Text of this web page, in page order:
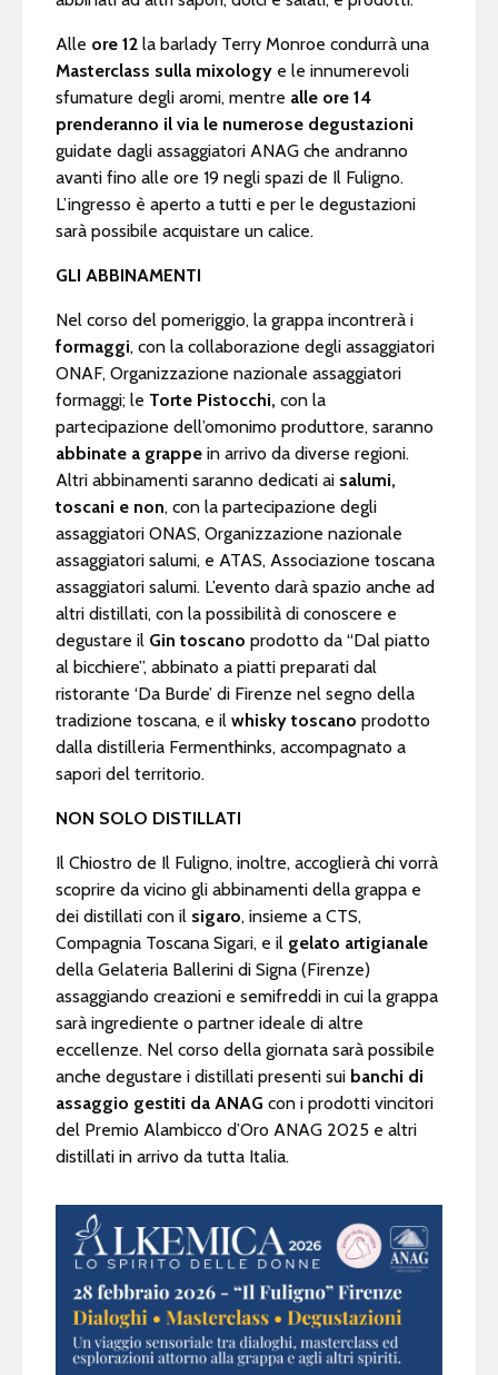
Alle ore 12 la barlady Terry Monroe condurrà una
Masterclass sulla mixology e le innumerevoli
sfumature degli aromi, mentre alle ore 14
prenderanno il via le numerose degustazioni
guidate dagli assaggiatori ANAG che andranno
avanti fino alle ore 19 negli spazi de Il Fuligno.
L’ingresso è aperto a tutti e per le degustazioni
sarà possibile acquistare un calice.
GLI ABBINAMENTI
Nel corso del pomeriggio, la grappa incontrerà i
formaggi, con la collaborazione degli assaggiatori
ONAF, Organizzazione nazionale assaggiatori
formaggi; le Torte Pistocchi, con la
partecipazione dell’omonimo produttore, saranno
abbinate a grappe in arrivo da diverse regioni.
Altri abbinamenti saranno dedicati ai salumi,
toscani e non, con la partecipazione degli
assaggiatori ONAS, Organizzazione nazionale
assaggiatori salumi, e ATAS, Associazione toscana
assaggiatori salumi. L’evento darà spazio anche ad
altri distillati, con la possibilità di conoscere e
degustare il Gin toscano prodotto da “Dal piatto
al bicchiere”, abbinato a piatti preparati dal
ristorante ‘Da Burde’ di Firenze nel segno della
tradizione toscana, e il whisky toscano prodotto
dalla distilleria Fermenthinks, accompagnato a
sapori del territorio.
NON SOLO DISTILLATI
Il Chiostro de Il Fuligno, inoltre, accoglierà chi vorrà
scoprire da vicino gli abbinamenti della grappa e
dei distillati con il sigaro, insieme a CTS,
Compagnia Toscana Sigari, e il gelato artigianale
della Gelateria Ballerini di Signa (Firenze)
assaggiando creazioni e semifreddi in cui la grappa
sarà ingrediente o partner ideale di altre
eccellenze. Nel corso della giornata sarà possibile
anche degustare i distillati presenti sui banchi di
assaggio gestiti da ANAG con i prodotti vincitori
del Premio Alambicco d’Oro ANAG 2025 e altri
distillati in arrivo da tutta Italia.